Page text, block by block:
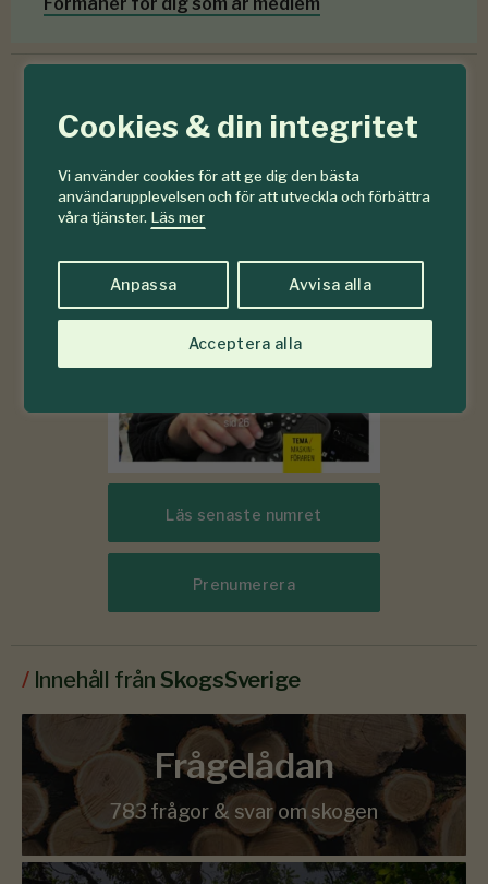
Cookies & din integritet
Vi använder cookies för att ge dig den bästa
användarupplevelsen och för att utveckla och förbättra
våra tjänster. Läs mer
Anpassa Avvisa alla
Acceptera alla
6-7
2026
Läs senaste numret
Prenumerera
/ Innehåll från SkogsSverige
Frågelådan
783 frågor & svar om skogen